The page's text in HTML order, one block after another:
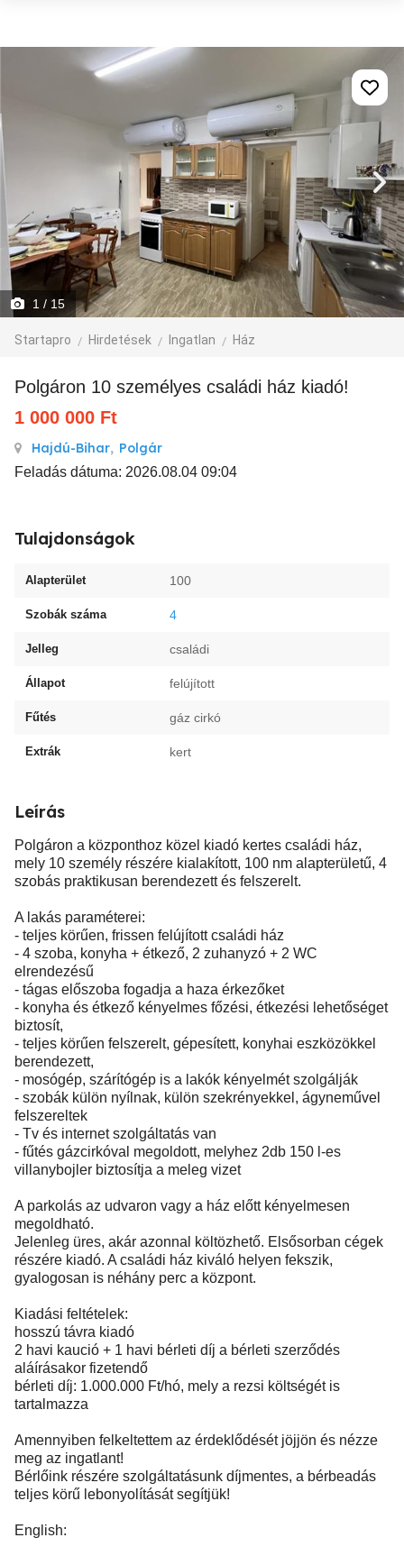
1 / 15
Startapro Hirdetések Ingatlan Ház
Polgáron 10 személyes családi ház kiadó!
1 000 000 Ft
Hajdú-Bihar, Polgár
Feladás dátuma: 2026.08.04 09:04
Tulajdonságok
Alapterület 100
Szobák száma 4
Jelleg családi
Állapot felújított
Fűtés gáz cirkó
Extrák kert
Leírás
Polgáron a központhoz közel kiadó kertes családi ház,
mely 10 személy részére kialakított, 100 nm alapterületű, 4
szobás praktikusan berendezett és felszerelt.
A lakás paraméterei:
- teljes körűen, frissen felújított családi ház
- 4 szoba, konyha + étkező, 2 zuhanyzó + 2 WC
elrendezésű
- tágas előszoba fogadja a haza érkezőket
- konyha és étkező kényelmes főzési, étkezési lehetőséget
biztosít,
- teljes körűen felszerelt, gépesített, konyhai eszközökkel
berendezett,
- mosógép, szárítógép is a lakók kényelmét szolgálják
- szobák külön nyílnak, külön szekrényekkel, ágyneművel
felszereltek
- Tv és internet szolgáltatás van
- fűtés gázcirkóval megoldott, melyhez 2db 150 l-es
villanybojler biztosítja a meleg vizet
A parkolás az udvaron vagy a ház előtt kényelmesen
megoldható.
Jelenleg üres, akár azonnal költözhető. Elsősorban cégek
részére kiadó. A családi ház kiváló helyen fekszik,
gyalogosan is néhány perc a központ.
Kiadási feltételek:
hosszú távra kiadó
2 havi kaució + 1 havi bérleti díj a bérleti szerződés
aláírásakor fizetendő
bérleti díj: 1.000.000 Ft/hó, mely a rezsi költségét is
tartalmazza
Amennyiben felkeltettem az érdeklődését jöjjön és nézze
meg az ingatlant!
Bérlőink részére szolgáltatásunk díjmentes, a bérbeadás
teljes körű lebonyolítását segítjük!
English: